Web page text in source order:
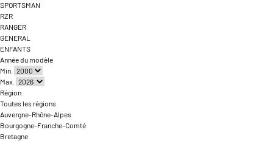
SPORTSMAN
RZR
RANGER
GENERAL
ENFANTS
Année du modèle
Min.
Max.
Région
Toutes les régions
Auvergne-Rhône-Alpes
Bourgogne-Franche-Comté
Bretagne